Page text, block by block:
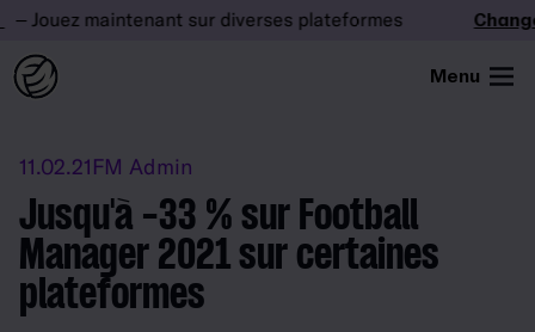
Jouez maintenant sur diverses plateformes
Menu
11.02.21FM Admin
Jusqu'à -33 % sur Football
Manager 2021 sur certaines
plateformes